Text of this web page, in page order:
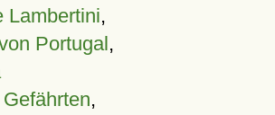
Lambertini,
Portugal,
,